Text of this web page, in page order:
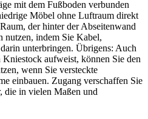
mit dem Fußboden verbunden
Möbel ohne Luftraum direkt
der hinter der Abseitenwand
nutzen, indem Sie Kabel,
unterbringen. Übrigens: Auch
aufweist, können Sie den
wenn Sie versteckte
einbauen. Zugang verschaffen Sie
die in vielen Maßen und